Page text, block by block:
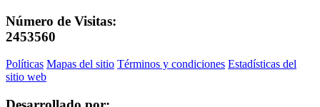
Número de Visitas:
2453560
Políticas Mapas del sitio Términos y condiciones Estadísticas del
sitio web